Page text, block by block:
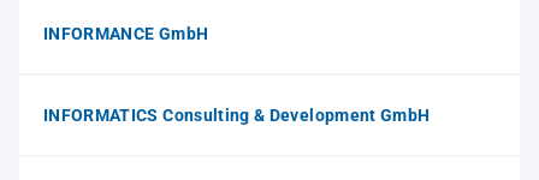
INFORMANCE GmbH
INFORMATICS Consulting & Development GmbH